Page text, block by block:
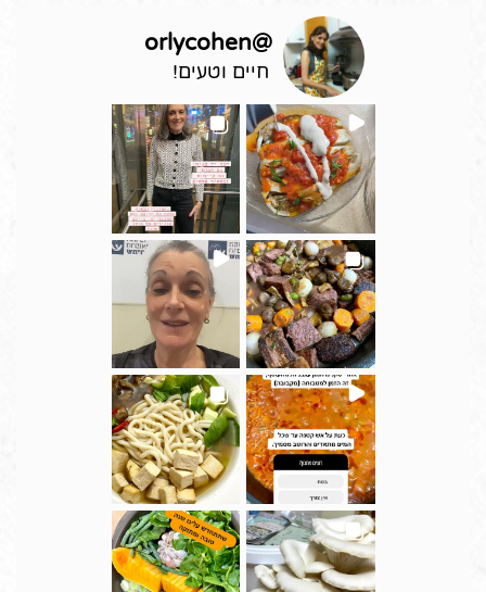
@
orlycohen
חיים וטעים!